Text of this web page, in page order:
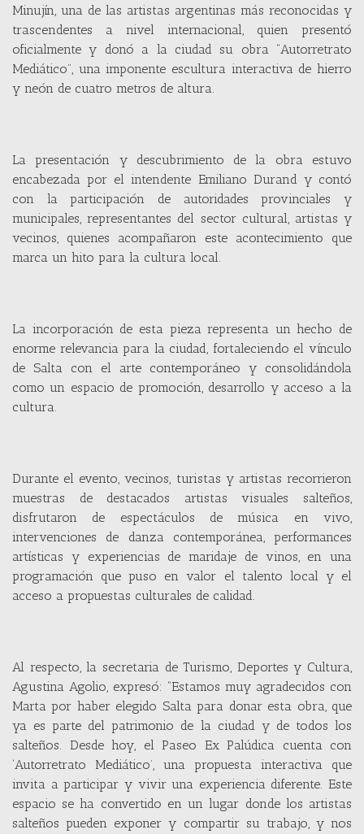
Minujín, una de las artistas argentinas más reconocidas y
trascendentes a nivel internacional, quien presentó
oficialmente y donó a la ciudad su obra “Autorretrato
Mediático”, una imponente escultura interactiva de hierro
y neón de cuatro metros de altura.
La presentación y descubrimiento de la obra estuvo
encabezada por el intendente Emiliano Durand y contó
con la participación de autoridades provinciales y
municipales, representantes del sector cultural, artistas y
vecinos, quienes acompañaron este acontecimiento que
marca un hito para la cultura local.
La incorporación de esta pieza representa un hecho de
enorme relevancia para la ciudad, fortaleciendo el vínculo
de Salta con el arte contemporáneo y consolidándola
como un espacio de promoción, desarrollo y acceso a la
cultura.
Durante el evento, vecinos, turistas y artistas recorrieron
muestras de destacados artistas visuales salteños,
disfrutaron de espectáculos de música en vivo,
intervenciones de danza contemporánea, performances
artísticas y experiencias de maridaje de vinos, en una
programación que puso en valor el talento local y el
acceso a propuestas culturales de calidad.
Al respecto, la secretaria de Turismo, Deportes y Cultura,
Agustina Agolio, expresó: “Estamos muy agradecidos con
Marta por haber elegido Salta para donar esta obra, que
ya es parte del patrimonio de la ciudad y de todos los
salteños. Desde hoy, el Paseo Ex Palúdica cuenta con
‘Autorretrato Mediático’, una propuesta interactiva que
invita a participar y vivir una experiencia diferente. Este
espacio se ha convertido en un lugar donde los artistas
salteños pueden exponer y compartir su trabajo, y nos